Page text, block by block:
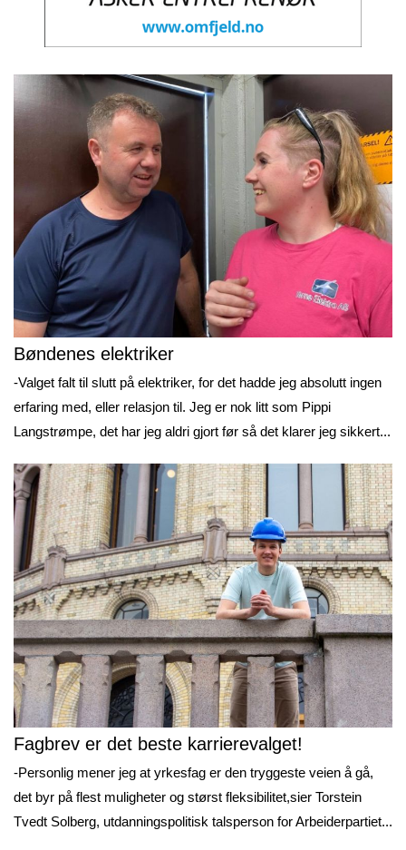
Bøndenes elektriker
-Valget falt til slutt på elektriker, for det hadde jeg absolutt ingen
erfaring med, eller relasjon til. Jeg er nok litt som Pippi
Langstrømpe, det har jeg aldri gjort før så det klarer jeg sikkert...
Fagbrev er det beste karrierevalget!
-Personlig mener jeg at yrkesfag er den tryggeste veien å gå,
det byr på flest muligheter og størst fleksibilitet,sier Torstein
Tvedt Solberg, utdanningspolitisk talsperson for Arbeiderpartiet...